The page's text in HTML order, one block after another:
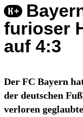
furioser
auf 4:3
Der FC Bayern
der deutschen
verloren